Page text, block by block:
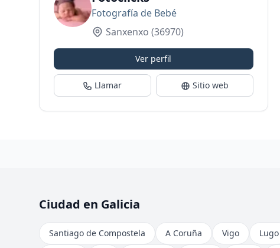
Fotografía de Bebé
Sanxenxo (36970)
Ver perfil
Llamar Sitio web
Ciudad en Galicia
Santiago de Compostela A Coruña Vigo Lugo